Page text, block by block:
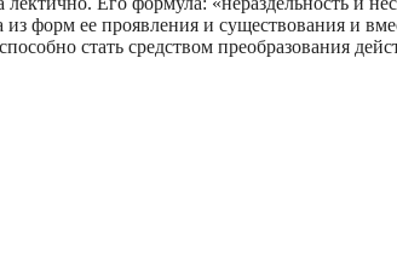
из форм ее проявления и существования и
стать средством преобразования